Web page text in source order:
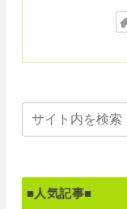
■人気記事■